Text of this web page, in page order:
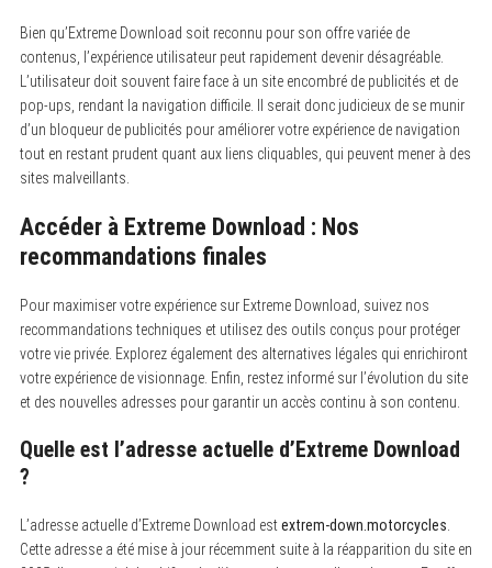
Bien qu’Extreme Download soit reconnu pour son offre variée de
contenus, l’expérience utilisateur peut rapidement devenir désagréable.
L’utilisateur doit souvent faire face à un site encombré de publicités et de
pop-ups, rendant la navigation difficile. Il serait donc judicieux de se munir
d’un bloqueur de publicités pour améliorer votre expérience de navigation
tout en restant prudent quant aux liens cliquables, qui peuvent mener à des
sites malveillants.
Accéder à Extreme Download : Nos
recommandations finales
Pour maximiser votre expérience sur Extreme Download, suivez nos
recommandations techniques et utilisez des outils conçus pour protéger
votre vie privée. Explorez également des alternatives légales qui enrichiront
votre expérience de visionnage. Enfin, restez informé sur l’évolution du site
et des nouvelles adresses pour garantir un accès continu à son contenu.
Quelle est l’adresse actuelle d’Extreme Download
?
L’adresse actuelle d’Extreme Download estextrem-down.motorcycles.
Cette adresse a été mise à jour récemment suite à la réapparition du site en